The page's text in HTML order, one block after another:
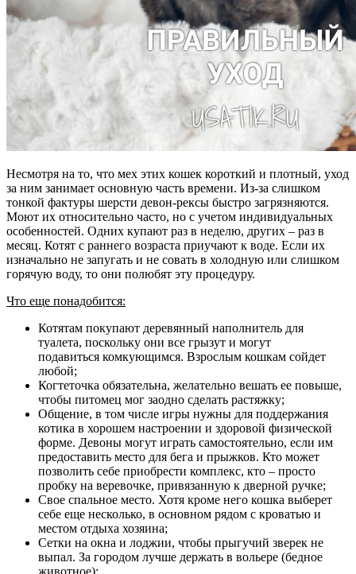
Несмотря на то, что мех этих кошек короткий и плотный, уход
за ним занимает основную часть времени. Из-за слишком
тонкой фактуры шерсти девон-рексы быстро загрязняются.
Моют их относительно часто, но с учетом индивидуальных
особенностей. Одних купают раз в неделю, других – раз в
месяц. Котят с раннего возраста приучают к воде. Если их
изначально не запугать и не совать в холодную или слишком
горячую воду, то они полюбят эту процедуру.
Что еще понадобится:
Котятам покупают деревянный наполнитель для
туалета, поскольку они все грызут и могут
подавиться комкующимся. Взрослым кошкам сойдет
любой;
Когтеточка обязательна, желательно вешать ее повыше,
чтобы питомец мог заодно сделать растяжку;
Общение, в том числе игры нужны для поддержания
котика в хорошем настроении и здоровой физической
форме. Девоны могут играть самостоятельно, если им
предоставить место для бега и прыжков. Кто может
позволить себе приобрести комплекс, кто – просто
пробку на веревочке, привязанную к дверной ручке;
Свое спальное место. Хотя кроме него кошка выберет
себе еще несколько, в основном рядом с кроватью и
местом отдыха хозяина;
Сетки на окна и лоджии, чтобы прыгучий зверек не
выпал. За городом лучше держать в вольере (бедное
животное);